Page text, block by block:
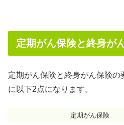
定期がん保険と終身が
定期がん保険と終身がん保険
に以下2点になります。
定期がん保険